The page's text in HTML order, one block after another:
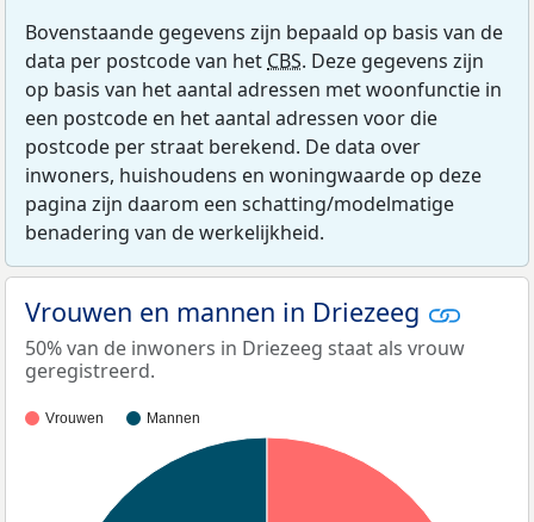
Bovenstaande gegevens zijn bepaald op basis van de
data per postcode van het CBS. Deze gegevens zijn
op basis van het aantal adressen met woonfunctie in
een postcode en het aantal adressen voor die
postcode per straat berekend. De data over
inwoners, huishoudens en woningwaarde op deze
pagina zijn daarom een schatting/modelmatige
benadering van de werkelijkheid.
Vrouwen en mannen in Driezeeg
50% van de inwoners in Driezeeg staat als vrouw
geregistreerd.
Vrouwen Mannen